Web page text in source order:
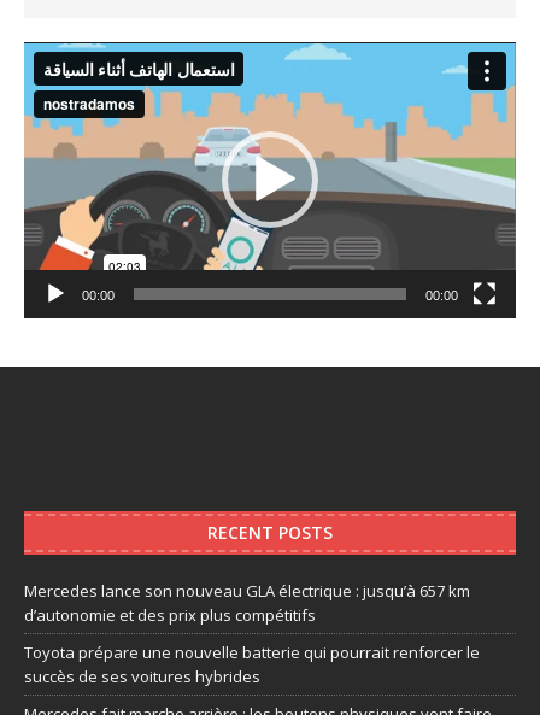
Video
Player
00:00 00:00
RECENT POSTS
Mercedes lance son nouveau GLA électrique : jusqu’à 657 km
d’autonomie et des prix plus compétitifs
Toyota prépare une nouvelle batterie qui pourrait renforcer le
succès de ses voitures hybrides